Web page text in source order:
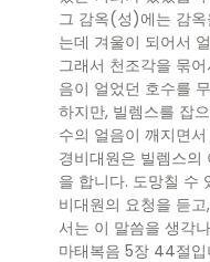
그 감옥(성)에는 감
는데 겨울이 되어서
그래서 천조각을 묶
음이 얼었던 호수를
하지만, 빌렘스를 잡
수의 얼음이 깨지면
경비대원은 빌렘스의
을 합니다. 도망칠 수
비대원의 요청을 듣
서는 이 말씀을 생각
마태복음 5장 44절입